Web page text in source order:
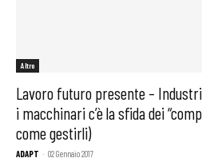
Altro
Lavoro futuro presente –
i macchinari c’è la sfida dei
come gestirli)
ADAPT - 02 Gennaio 2017